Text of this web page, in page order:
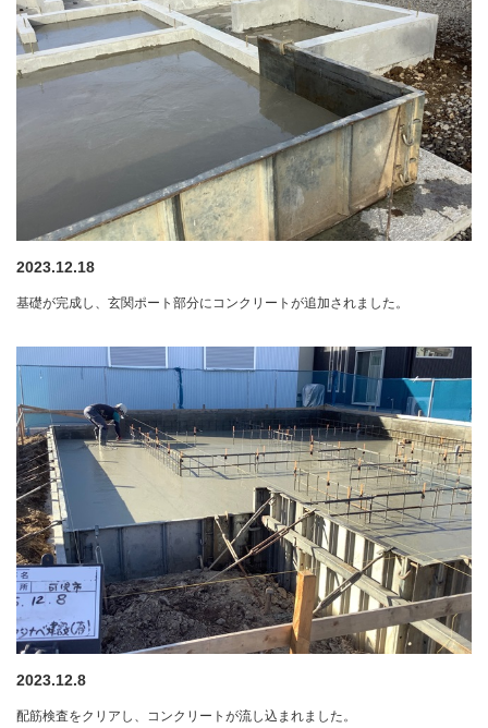
2023.12.18
基礎が完成し、玄関ポート部分にコンクリートが追加されました。
2023.12.8
配筋検査をクリアし、コンクリートが流し込まれました。